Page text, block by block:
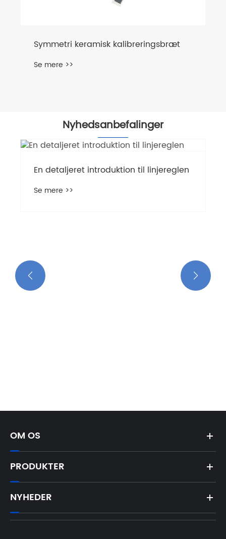
Symmetri keramisk kalibreringsbræt
Se mere >>
Nyhedsanbefalinger
En detaljeret introduktion til linjereglen
Se mere >>
 
OM OS
PRODUKTER
NYHEDER